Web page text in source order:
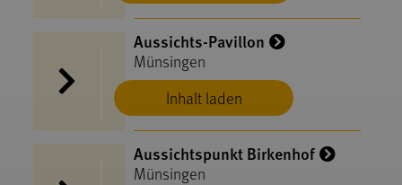
Inhalt laden
Aussichts-Pavillon
Münsingen
Aussichtspunkt Birkenhof
Münsingen